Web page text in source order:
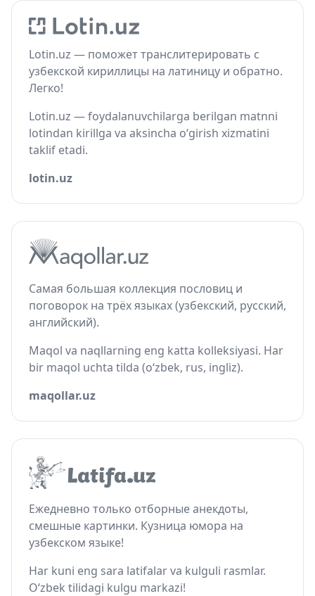
Lotin.uz — поможет транслитерировать с
узбекской кириллицы на латиницу и обратно.
Легко!
Lotin.uz — foydalanuvchilarga berilgan matnni
lotindan kirillga va aksincha o‘girish xizmatini
taklif etadi.
lotin.uz
Самая большая коллекция пословиц и
поговорок на трёх языках (узбекский, русский,
английский).
Maqol va naqllarning eng katta kolleksiyasi. Har
bir maqol uchta tilda (o‘zbek, rus, ingliz).
maqollar.uz
Ежедневно только отборные анекдоты,
смешные картинки. Кузница юмора на
узбекском языке!
Har kuni eng sara latifalar va kulguli rasmlar.
O‘zbek tilidagi kulgu markazi!